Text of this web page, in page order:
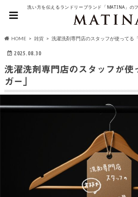
洗い方を伝えるランドリーブランド「MATINA」の
HOME 雑貨 洗濯洗剤専門店のスタッフが使ってる
2025.08.30
洗濯洗剤専門店のスタッフが使
ガー」